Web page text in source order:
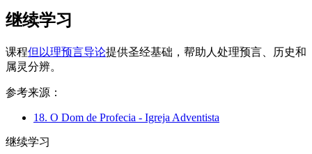
继续学习
课程但以理预言导论提供圣经基础，帮助人处理预言、历史和
属灵分辨。
参考来源：
18. O Dom de Profecia - Igreja Adventista
继续学习